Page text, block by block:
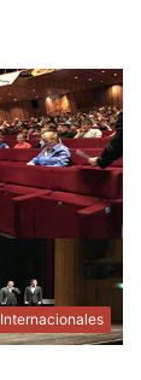
Internacionales